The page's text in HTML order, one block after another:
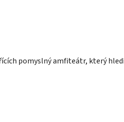
pomyslný amfiteátr, který